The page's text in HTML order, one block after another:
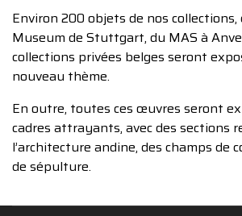
Environ 200 objets de nos
Museum de Stuttgart, du MAS à
collections privées belges seront
nouveau thème.
En outre, toutes ces œuvres seront
cadres attrayants, avec des sections
l’architecture andine, des champs de
de sépulture.